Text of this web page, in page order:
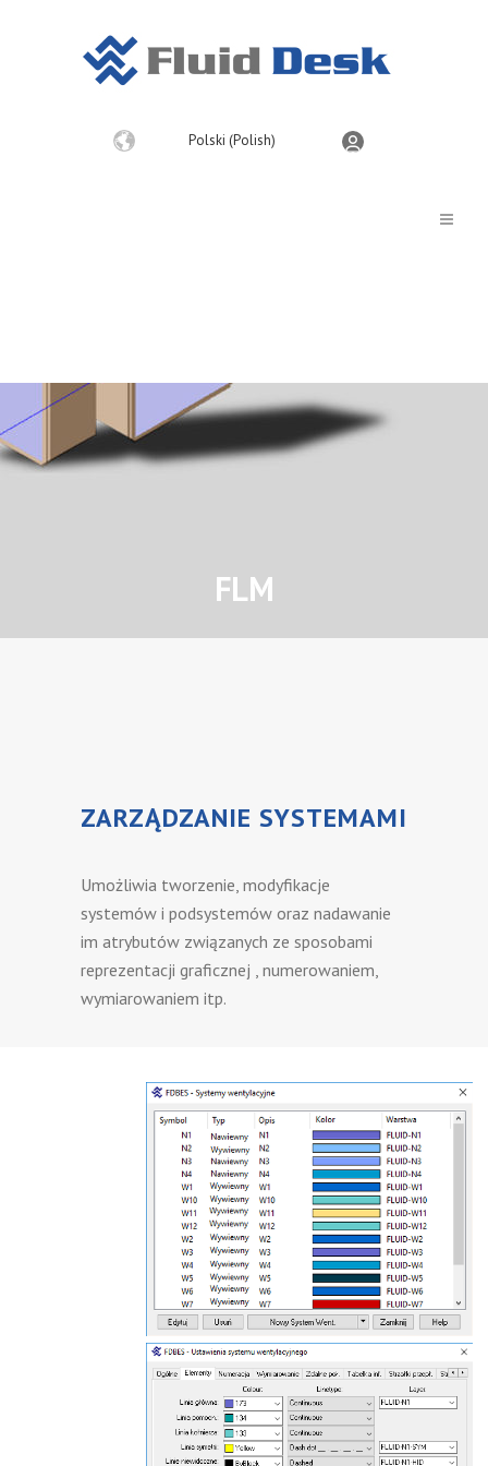
Wybierz
Polski (Polish)
FLM
ZARZĄDZANIE SYSTEMAMI
Umożliwia tworzenie, modyfikacje
systemów i podsystemów oraz nadawanie
im atrybutów związanych ze sposobami
reprezentacji graficznej , numerowaniem,
wymiarowaniem itp.